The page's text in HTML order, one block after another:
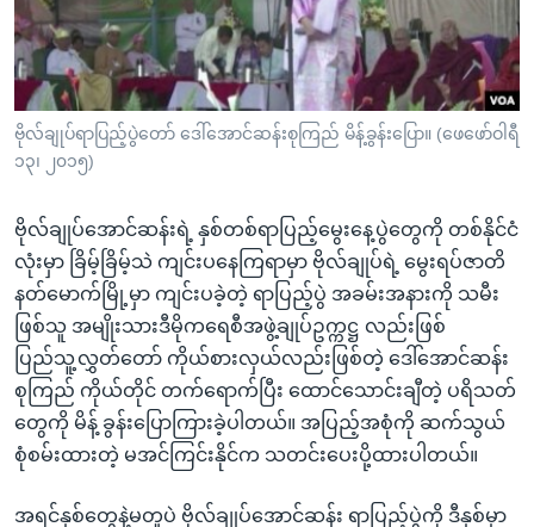
အ
ညွန်း
စာမျက်နှာ
သို့
ကျော်
ကြည့်
ရှာဖွေ
နေရာ
သို့
ကျော်
ရန်
သုတပဒေသာ အင်္ဂလိပ်စာ
Learning English
ဗွီအိုအေ လူမှုကွန်ယက်များ
ဘာသာစကားများ
ဗိုလ်ချုပ်ရာပြည့်ပွဲတော် ဒေါ်အောင်ဆန်းစုကြည် မိန့်ခွန်းပြော။ (ဖေဖော်ဝါရီ
၁၃၊ ၂၀၁၅)
ဗိုလ်ချုပ်အောင်ဆန်းရဲ့ နှစ်တစ်ရာပြည့်မွေးနေ့ပွဲတွေကို တစ်နိုင်ငံ
လုံးမှာ ခြိမ့်ခြိမ့်သဲ ကျင်းပနေကြရာမှာ ဗိုလ်ချုပ်ရဲ့ မွေးရပ်ဇာတိ
နတ်မောက်မြို့မှာ ကျင်းပခဲ့တဲ့ ရာပြည့်ပွဲ အခမ်းအနားကို သမီး
ဖြစ်သူ အမျိုးသားဒီမိုကရေစီအဖွဲ့ချုပ်ဥက္ကဋ္ဌ လည်းဖြစ်
ပြည်သူ့လွှတ်တော် ကိုယ်စားလှယ်လည်းဖြစ်တဲ့ ဒေါ်အောင်ဆန်း
စုကြည် ကိုယ်တိုင် တက်ရောက်ပြီး ထောင်သောင်းချီတဲ့ ပရိသတ်
တွေကို မိန့် ခွန်းပြောကြားခဲ့ပါတယ်။ အပြည့်အစုံကို ဆက်သွယ်
စုံစမ်းထားတဲ့ မအင်ကြင်းနိုင်က သတင်းပေးပို့ထားပါတယ်။
အရင်နှစ်တွေနဲ့မတူပဲ ဗိုလ်ချုပ်အောင်ဆန်း ရာပြည့်ပွဲကို ဒီနှစ်မှာ